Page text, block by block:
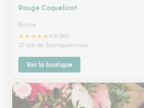
Rouge Coquelicot
Bitche
★★★★★4.6 (46)
37 rue de Sarreguemines
Voir la boutique